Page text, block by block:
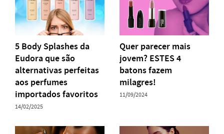
5 Body Splashes da
Eudora que são
alternativas perfeitas
aos perfumes
importados favoritos
14/02/2025
Quer parecer mais
jovem? ESTES 4
batons fazem
milagres!
11/09/2024